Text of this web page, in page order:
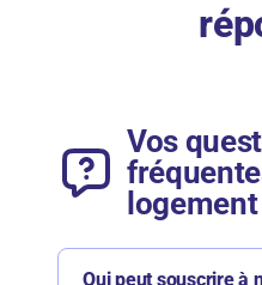
Vos
Qui peut souscrire à